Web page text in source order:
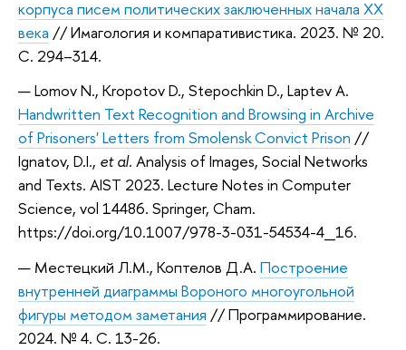
корпуса писем политических заключенных начала ХХ
века // Имагология и компаративистика. 2023. № 20.
С. 294–314.
Lomov N., Kropotov D., Stepochkin D., Laptev A.
Handwritten Text Recognition and Browsing in Archive
of Prisoners' Letters from Smolensk Convict Prison //
Ignatov, D.I., et al. Analysis of Images, Social Networks
and Texts. AIST 2023. Lecture Notes in Computer
Science, vol 14486. Springer, Cham.
https://doi.org/10.1007/978-3-031-54534-4_16.
Местецкий Л.М., Коптелов Д.А. Построение
внутренней диаграммы Вороного многоугольной
фигуры методом заметания // Программирование.
2024. № 4. С. 13-26.